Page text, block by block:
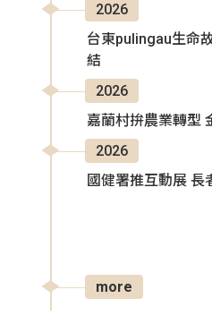
2026
台東pulingau生命
結
2026
嘉蘭村拚農業轉型
2026
國健署推互動展 長
more